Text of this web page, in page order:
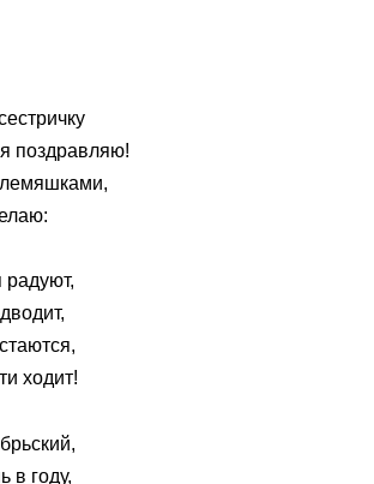
поздравляю!
радуют,
ходит!
в году,